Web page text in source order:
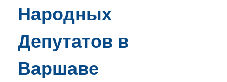
Народных
Депутатов в
Варшаве